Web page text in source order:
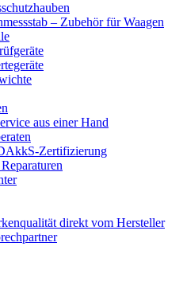
– Zubehör für Waagen
aus einer Hand
Zertifizierung
direkt vom Hersteller